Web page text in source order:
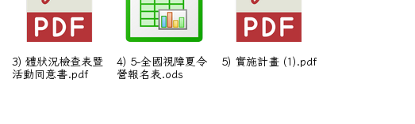
3) 體狀況檢查表暨
活動同意書.pdf
4) 5-全國視障夏令
營報名表.ods
5) 實施計畫 (1).pdf